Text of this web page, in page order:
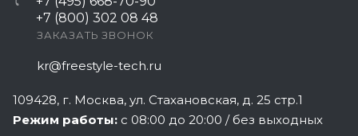
+7 (800) 302 08 48
ЗАКАЗАТЬ ЗВОНОК
kr@freestyle-tech.ru
109428, г. Москва, ул. Стахановская, д. 25 стр.1
Режим работы: с 08:00 до 20:00 / без выходных